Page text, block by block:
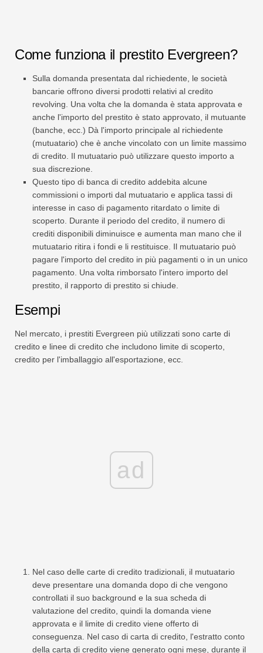
Come funziona il prestito Evergreen?
Sulla domanda presentata dal richiedente, le società
bancarie offrono diversi prodotti relativi al credito
revolving. Una volta che la domanda è stata approvata e
anche l'importo del prestito è stato approvato, il mutuante
(banche, ecc.) Dà l'importo principale al richiedente
(mutuatario) che è anche vincolato con un limite massimo
di credito. Il mutuatario può utilizzare questo importo a
sua discrezione.
Questo tipo di banca di credito addebita alcune
commissioni o importi dal mutuatario e applica tassi di
interesse in caso di pagamento ritardato o limite di
scoperto. Durante il periodo del credito, il numero di
crediti disponibili diminuisce e aumenta man mano che il
mutuatario ritira i fondi e li restituisce. Il mutuatario può
pagare l'importo del credito in più pagamenti o in un unico
pagamento. Una volta rimborsato l'intero importo del
prestito, il rapporto di prestito si chiude.
Esempi
Nel mercato, i prestiti Evergreen più utilizzati sono carte di
credito e linee di credito che includono limite di scoperto,
credito per l'imballaggio all'esportazione, ecc.
ad
Nel caso delle carte di credito tradizionali, il mutuatario
deve presentare una domanda dopo di che vengono
controllati il ​​suo background e la sua scheda di
valutazione del credito, quindi la domanda viene
approvata e il limite di credito viene offerto di
conseguenza. Nel caso di carta di credito, l'estratto conto
della carta di credito viene generato ogni mese, durante il